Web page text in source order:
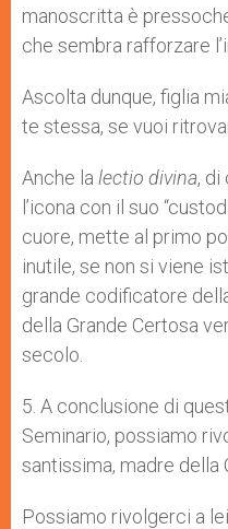
manoscritta è
che sembra rafforzare
Ascolta dunque, figlia
te stessa, se vuoi
Anche la lectio divina, di
l’icona con il suo
cuore, mette al primo
inutile, se non si viene
grande codificatore
della Grande Certosa
secolo.
5. A conclusione di
Seminario, possiamo
santissima, madre della
Possiamo rivolgerci a